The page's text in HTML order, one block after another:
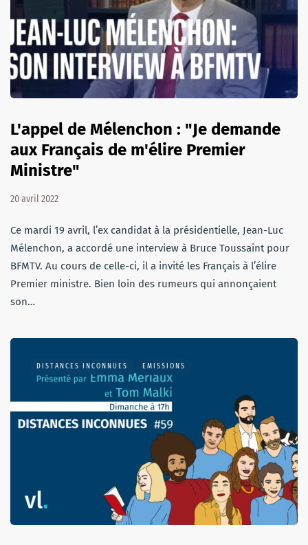
L'appel de Mélenchon : "Je demande
aux Français de m'élire Premier
Ministre"
20 avril 2022
Ce mardi 19 avril, l’ex candidat à la présidentielle, Jean-Luc
Mélenchon, a accordé une interview à Bruce Toussaint pour
BFMTV. Au cours de celle-ci, il a invité les Français à l’élire
Premier ministre. Bien loin des rumeurs qui annonçaient
son…
DISTANCES INCONNUES EMISSIONS